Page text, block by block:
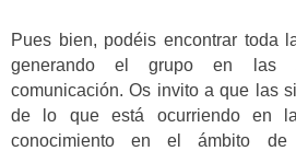
Pues bien, podéis encontrar toda
generando el grupo en las
comunicación. Os invito a que las
de lo que está ocurriendo en
conocimiento en el ámbito